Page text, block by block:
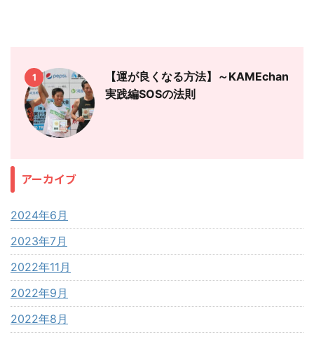
1
【運が良くなる方法】～KAMEchan
実践編SOSの法則
アーカイブ
2024年6月
2023年7月
2022年11月
2022年9月
2022年8月